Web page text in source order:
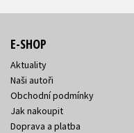
E-SHOP
Aktuality
Naši autoři
Obchodní podmínky
Jak nakoupit
Doprava a platba